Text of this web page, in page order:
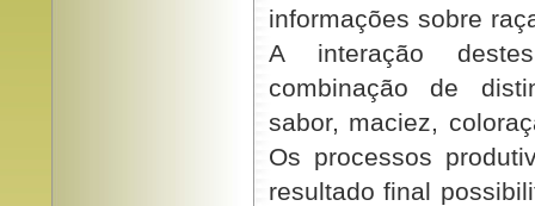
informações sobre
A interação
combinação de
sabor, maciez,
Os processos
resultado final